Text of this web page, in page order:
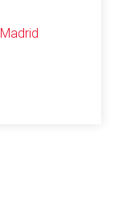
Madrid